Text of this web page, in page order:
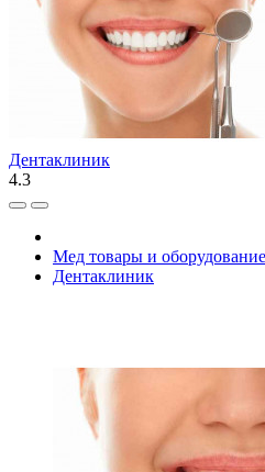
Дентаклиник
4.3
Мед товары и оборудование
Дентаклиник